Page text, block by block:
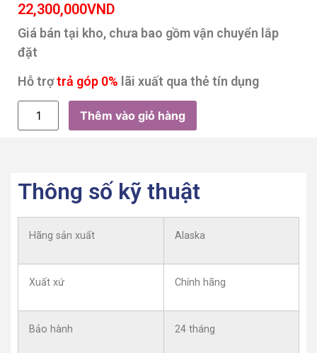
22,300,000VND
Giá bán tại kho, chưa bao gồm vận chuyển lắp
đặt
Hỗ trợtrả góp 0% lãi xuất qua thẻ tín dụng
Thêm vào giỏ hàng
Thông số kỹ thuật
Hãng sản xuất Alaska
Xuất xứ Chính hãng
Bảo hành 24 tháng